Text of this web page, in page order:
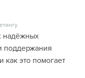
надёжных
поддержания
как это помогает